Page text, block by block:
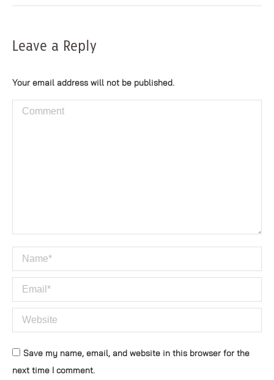
Leave a Reply
Your email address will not be published.
Comment
Name *
Email *
Website
Save my name, email, and website in this browser for the
next time I comment.